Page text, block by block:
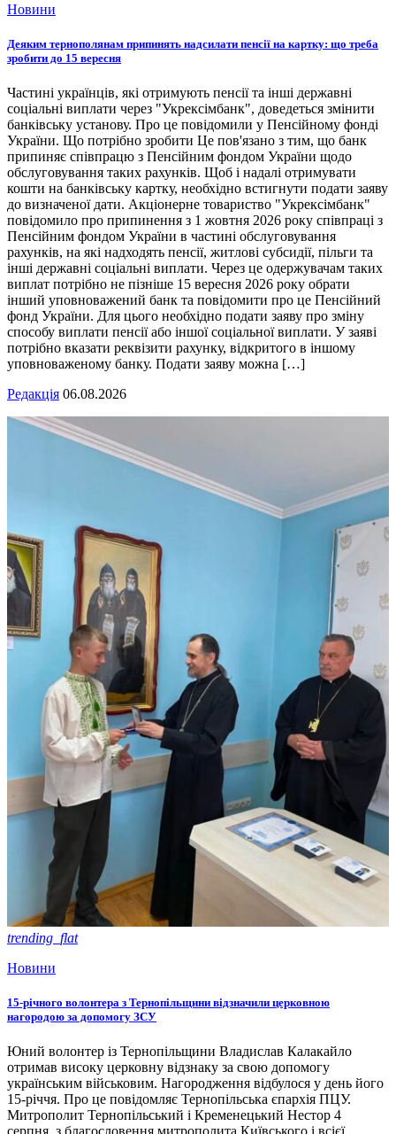
Новини
Деяким тернополянам припинять надсилати пенсії на картку: що треба
зробити до 15 вересня
Частині українців, які отримують пенсії та інші державні
соціальні виплати через "Укрексімбанк", доведеться змінити
банківську установу. Про це повідомили у Пенсійному фонді
України. Що потрібно зробити Це пов'язано з тим, що банк
припиняє співпрацю з Пенсійним фондом України щодо
обслуговування таких рахунків. Щоб і надалі отримувати
кошти на банківську картку, необхідно встигнути подати заяву
до визначеної дати. Акціонерне товариство "Укрексімбанк"
повідомило про припинення з 1 жовтня 2026 року співпраці з
Пенсійним фондом України в частині обслуговування
рахунків, на які надходять пенсії, житлові субсидії, пільги та
інші державні соціальні виплати. Через це одержувачам таких
виплат потрібно не пізніше 15 вересня 2026 року обрати
інший уповноважений банк та повідомити про це Пенсійний
фонд України. Для цього необхідно подати заяву про зміну
способу виплати пенсії або іншої соціальної виплати. У заяві
потрібно вказати реквізити рахунку, відкритого в іншому
уповноваженому банку. Подати заяву можна […]
Редакція 06.08.2026
trending_flat
Новини
15-річного волонтера з Тернопільщини відзначили церковною
нагородою за допомогу ЗСУ
Юний волонтер із Тернопільщини Владислав Калакайло
отримав високу церковну відзнаку за свою допомогу
українським військовим. Нагородження відбулося у день його
15-річчя. Про це повідомляє Тернопільська єпархія ПЦУ.
Митрополит Тернопільський і Кременецький Нестор 4